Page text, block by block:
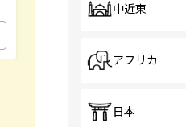
中近東
アフリカ
日本